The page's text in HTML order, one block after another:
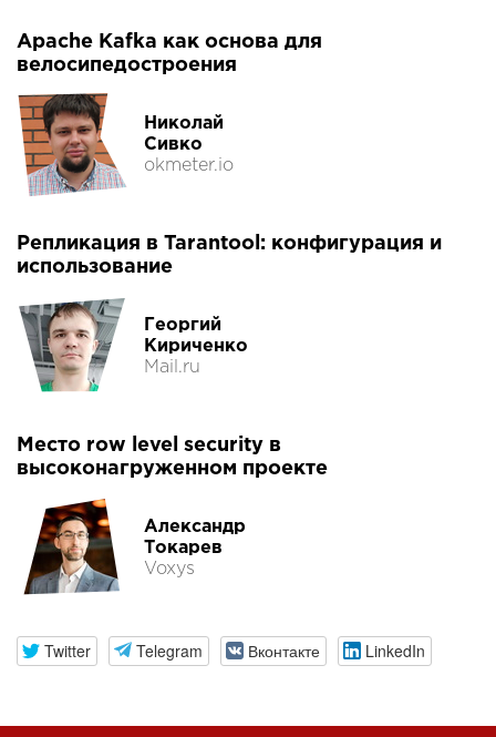
Apache Kafka как основа для
велосипедостроения
Николай
Сивко
okmeter.io
Репликация в Tarantool: конфигурация и
использование
Георгий
Кириченко
Mail.ru
Место row level security в
высоконагруженном проекте
Александр
Токарев
Voxys
Twitter Telegram Вконтакте LinkedIn